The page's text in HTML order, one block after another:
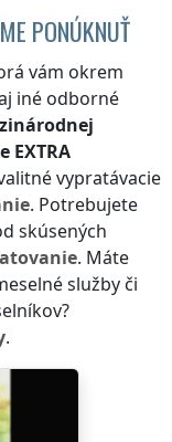
PONÚKNUŤ
vám okrem
iné odborné
EXTRA
vypratávacie
. Potrebujete
skúsených
. Máte
služby či
.